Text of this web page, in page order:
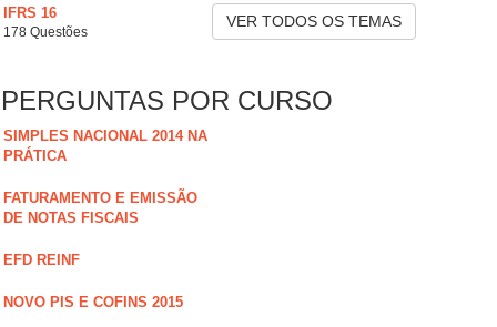
IFRS 16
178 Questões
VER TODOS OS TEMAS
PERGUNTAS POR CURSO
SIMPLES NACIONAL 2014 NA
PRÁTICA
FATURAMENTO E EMISSÃO
DE NOTAS FISCAIS
EFD REINF
NOVO PIS E COFINS 2015